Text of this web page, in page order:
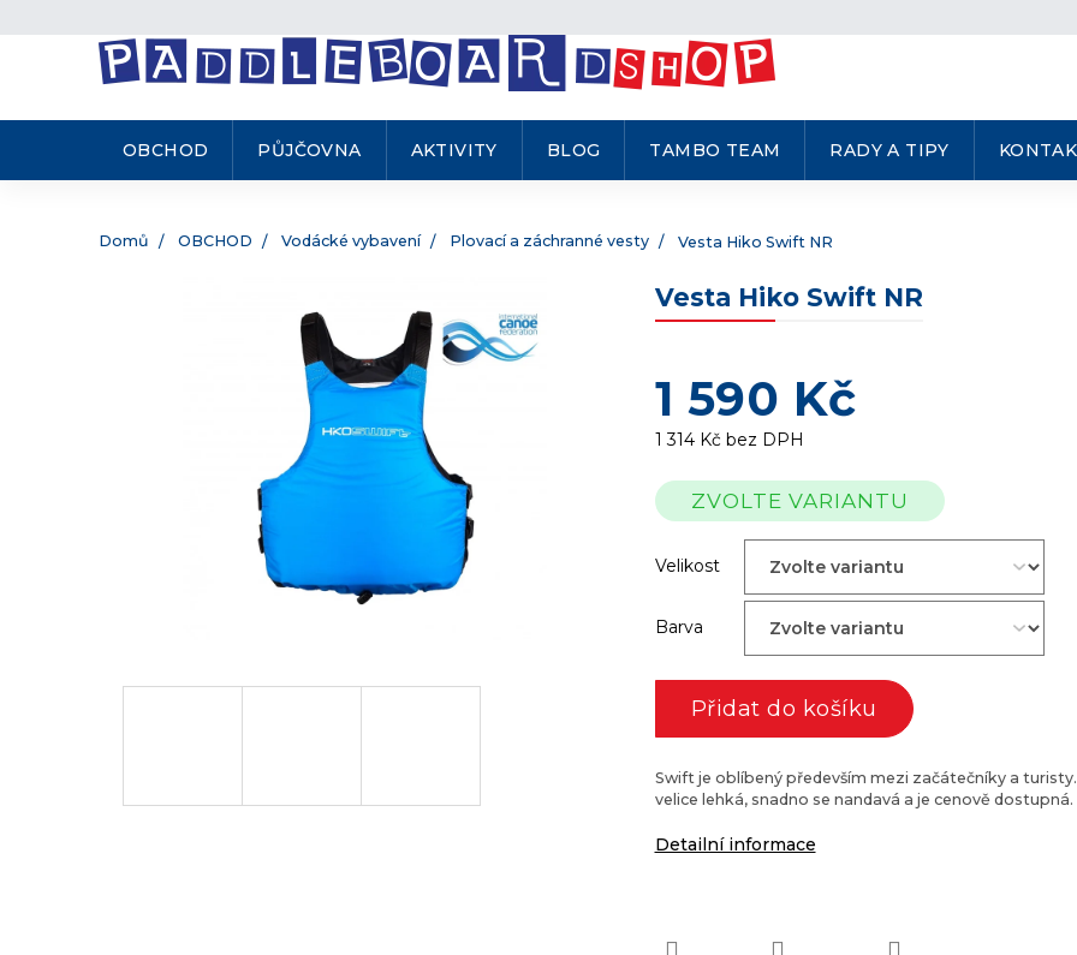
Přejít
OBCHOD PŮJČOVNA AKTIVITY BLOG TAMBO TEAM RADY A TIPY
Domů OBCHOD Vodácké vybavení Plovací a záchranné vesty Vesta Hiko Swift NR
Vesta Hiko Swift NR
1 590 Kč
1 314 Kč bez DPH
Měrná
cena:
ZVOLTE VARIANTU
Velikost
Barva
Přidat do košíku
Swift je oblíbený především mezi začátečníky a turisty.
velice lehká, snadno se nandavá a je cenově dostupná.
Detailní informace